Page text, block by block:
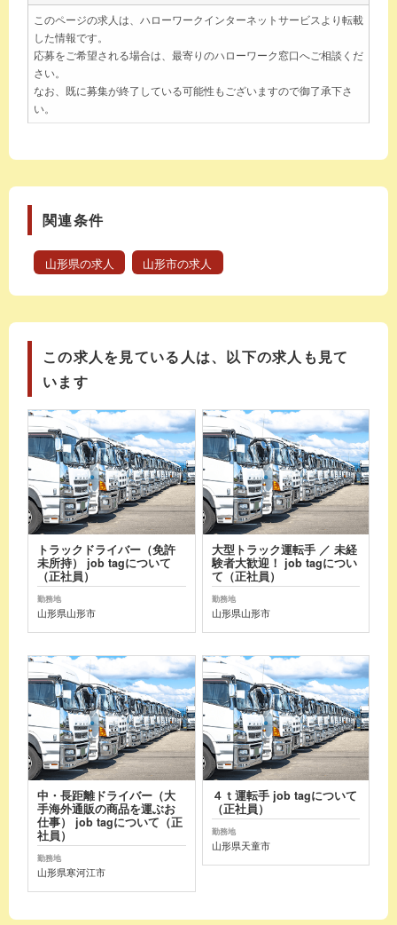
このページの求人は、ハローワークインターネットサービスより転載
した情報です。
応募をご希望される場合は、最寄りのハローワーク窓口へご相談くだ
さい。
なお、既に募集が終了している可能性もございますので御了承下さ
い。
関連条件
山形県の求人 山形市の求人
この求人を見ている人は、以下の求人も見て
います
トラックドライバー（免許
未所持） job tagについて
（正社員）
勤務地
山形県山形市
大型トラック運転手 ／ 未経
験者大歓迎！ job tagについ
て（正社員）
勤務地
山形県山形市
中・長距離ドライバー（大
手海外通販の商品を運ぶお
仕事） job tagについて（正
社員）
勤務地
山形県寒河江市
４ｔ運転手 job tagについて
（正社員）
勤務地
山形県天童市